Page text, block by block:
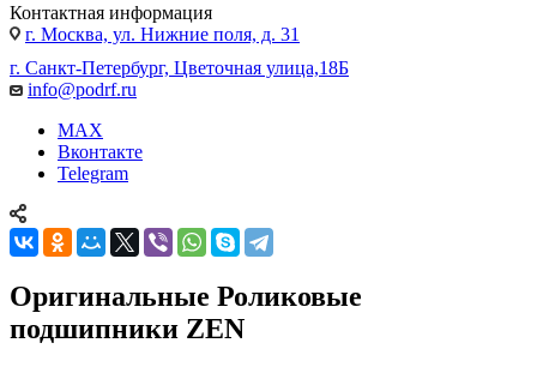
Контактная информация
г. Москва, ул. Нижние поля, д. 31
г. Санкт-Петербург, Цветочная улица,18Б
info@podrf.ru
MAX
Вконтакте
Telegram
Оригинальные Роликовые
подшипники ZEN